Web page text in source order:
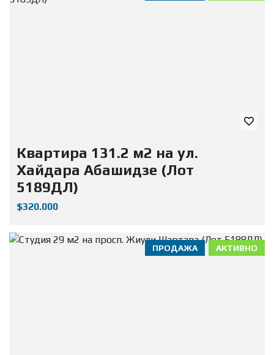
Квартира 131.2 м2 на ул.
Хайдара Абашидзе (Лот
5189ДЛ)
$320.000
АКТИВНО
ПРОДАЖА